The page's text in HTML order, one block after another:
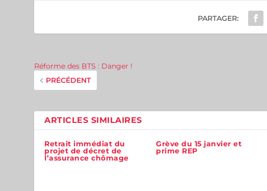
PARTAGER:
Réforme des BTS : Danger !
PRÉCÉDENT
ARTICLES SIMILAIRES
Retrait immédiat du
projet de décret de
l’assurance chômage
Grève du 15 janvier et
prime REP